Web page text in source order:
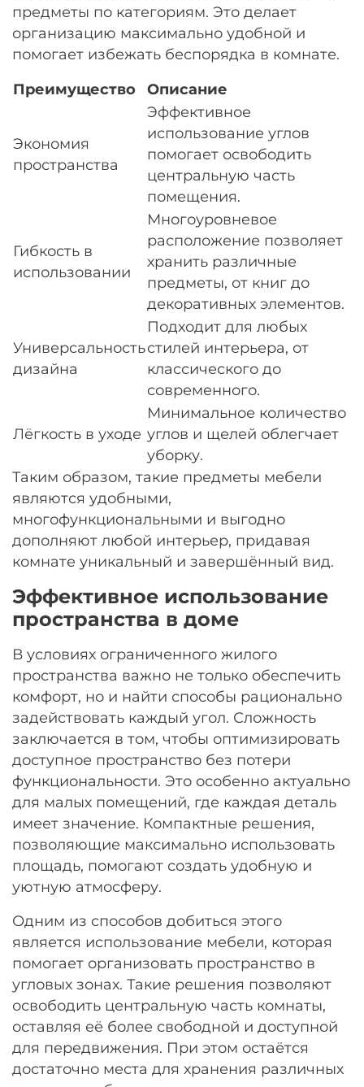
предметы по категориям. Это делает
организацию максимально удобной и
помогает избежать беспорядка в комнате.
Преимущество Описание
Экономия
пространства
Эффективное
использование углов
помогает освободить
центральную часть
помещения.
Гибкость в
использовании
Многоуровневое
расположение позволяет
хранить различные
предметы, от книг до
декоративных элементов.
Универсальность
дизайна
Подходит для любых
стилей интерьера, от
классического до
современного.
Лёгкость в уходе
Минимальное количество
углов и щелей облегчает
уборку.
Таким образом, такие предметы мебели
являются удобными,
многофункциональными и выгодно
дополняют любой интерьер, придавая
комнате уникальный и завершённый вид.
Эффективное использование
пространства в доме
В условиях ограниченного жилого
пространства важно не только обеспечить
комфорт, но и найти способы рационально
задействовать каждый угол. Сложность
заключается в том, чтобы оптимизировать
доступное пространство без потери
функциональности. Это особенно актуально
для малых помещений, где каждая деталь
имеет значение. Компактные решения,
позволяющие максимально использовать
площадь, помогают создать удобную и
уютную атмосферу.
Одним из способов добиться этого
является использование мебели, которая
помогает организовать пространство в
угловых зонах. Такие решения позволяют
освободить центральную часть комнаты,
оставляя её более свободной и доступной
для передвижения. При этом остаётся
достаточно места для хранения различных